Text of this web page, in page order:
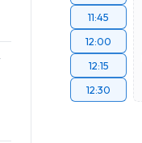
11:45
12:00
12:15
12:30